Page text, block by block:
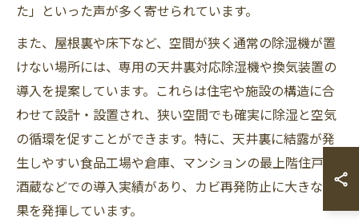
た」といった声が多く寄せられています。
また、屋根裏や床下など、空間が狭く通常の除湿機が置
けない場所には、専用の天井裏対応除湿機や換気装置の
導入を提案しています。これらは住宅や施設の構造に合
わせて設計・設置され、狭い空間でも確実に除湿と空気
の循環を促すことができます。特に、天井裏に結露が発
生しやすい食品工場や倉庫、マンションの最上階住戸、
酒蔵などでの導入実績があり、カビ再発防止に大きな効
果を発揮しています。